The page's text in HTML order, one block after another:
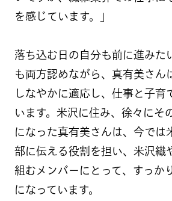
を感じています。」
落ち込む日の自分も前に進みた
も両方認めながら、真有美さん
しなやかに適応し、仕事と子育
います。米沢に住み、徐々にそ
になった真有美さんは、今では
部に伝える役割を担い、米沢織
組むメンバーにとって、すっか
になっています。